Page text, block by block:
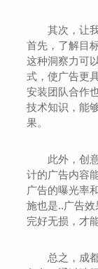
其次，让
首先，了解目
这种洞察力可
式，使广告更
安装团队合作
技术知识，能
果。
此外，创
计的广告内容
广告的曝光率
施也是..广告效
完好无损，才
总之，成